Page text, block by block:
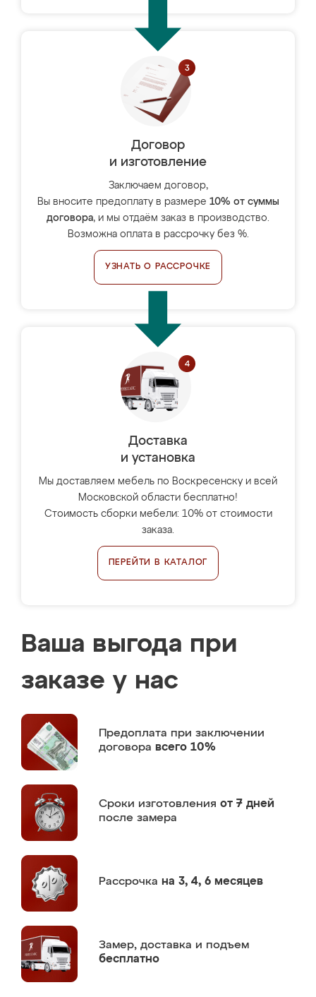
Договор
и изготовление
Заключаем договор,
Вы вносите предоплату в размере 10% от суммы
договора, и мы отдаём заказ в производство.
Возможна оплата в рассрочку без %.
УЗНАТЬ О РАССРОЧКЕ
Доставка
и установка
Мы доставляем мебель по Воскресенску и всей
Московской области бесплатно!
Стоимость сборки мебели: 10% от стоимости
заказа.
ПЕРЕЙТИ В КАТАЛОГ
Ваша выгода при
заказе у нас
Предоплата при заключении
договора всего 10%
Сроки изготовления от 7 дней
после замера
Рассрочка на 3, 4, 6 месяцев
Замер, доставка и подъем
бесплатно